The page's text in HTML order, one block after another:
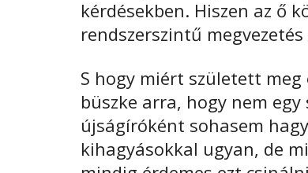
kérdésekben. Hiszen az ő
rendszerszintű
S hogy miért született
büszke arra, hogy nem
újságíróként sohasem
kihagyásokkal ugyan, de